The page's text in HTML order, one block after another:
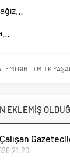
GİBİ DİMDİK
EKLEMİŞ
21:20